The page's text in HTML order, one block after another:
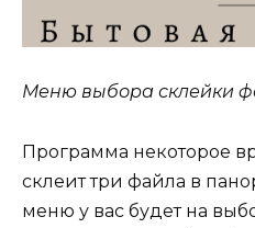
Меню выбора склейки
Программа некоторое
склеит три файла в
меню у вас будет на